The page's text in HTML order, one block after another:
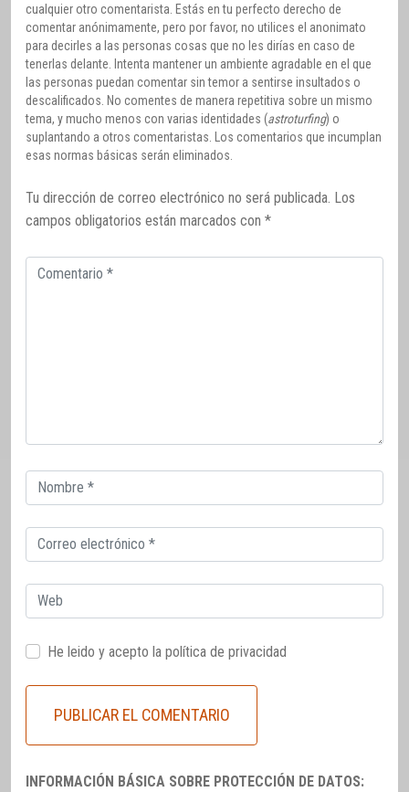
cualquier otro comentarista. Estás en tu perfecto derecho de
comentar anónimamente, pero por favor, no utilices el anonimato
para decirles a las personas cosas que no les dirías en caso de
tenerlas delante. Intenta mantener un ambiente agradable en el que
las personas puedan comentar sin temor a sentirse insultados o
descalificados. No comentes de manera repetitiva sobre un mismo
tema, y mucho menos con varias identidades (astroturfing) o
suplantando a otros comentaristas. Los comentarios que incumplan
esas normas básicas serán eliminados.
Tu dirección de correo electrónico no será publicada. Los
campos obligatorios están marcados con *
Comentario
Correo
electrónico
Correo
electrónico
Web
He leido y acepto la política de privacidad
INFORMACIÓN BÁSICA SOBRE PROTECCIÓN DE DATOS: